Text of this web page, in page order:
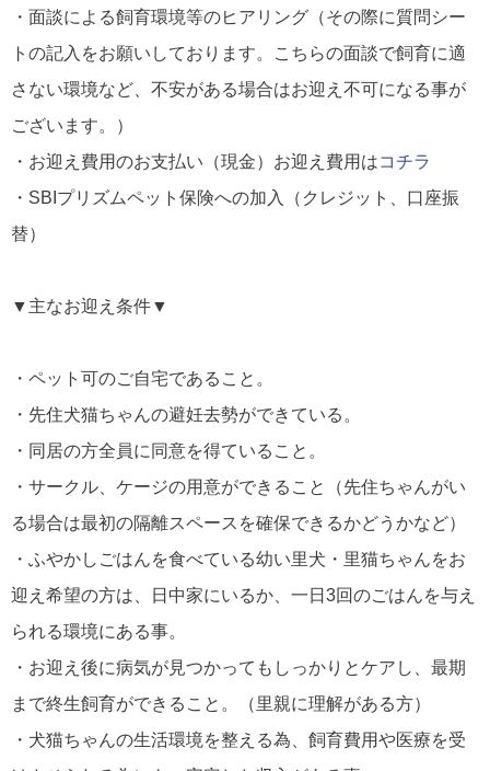
・面談による飼育環境等のヒアリング（その際に質問シー
トの記入をお願いしております。こちらの面談で飼育に適
さない環境など、不安がある場合はお迎え不可になる事が
ございます。）
・お迎え費用のお支払い（現金） お迎え費用はコチラ
・SBIプリズムペット保険への加入（クレジット、口座振
替）
▼主なお迎え条件▼
・ペット可のご自宅であること。
・先住犬猫ちゃんの避妊去勢ができている。
・同居の方全員に同意を得ていること。
・サークル、ケージの用意ができること（先住ちゃんがい
る場合は最初の隔離スペースを確保できるかどうかなど）
・ふやかしごはんを食べている幼い里犬・里猫ちゃんをお
迎え希望の方は、日中家にいるか、一日3回のごはんを与え
られる環境にある事。
・お迎え後に病気が見つかってもしっかりとケアし、最期
まで終生飼育ができること。（里親に理解がある方）
・犬猫ちゃんの生活環境を整える為、飼育費用や医療を受